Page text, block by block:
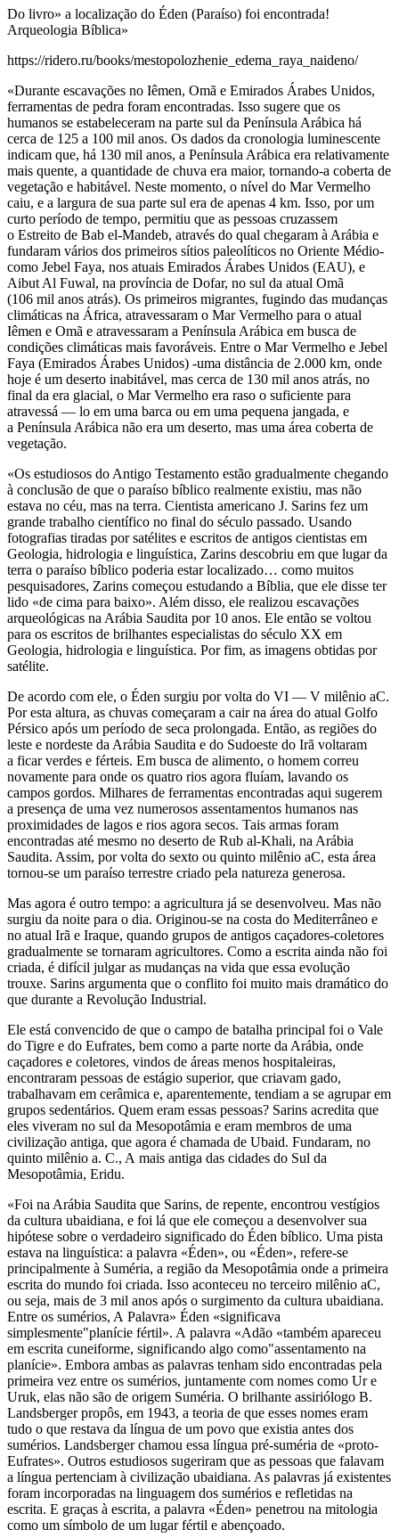
Do livro» a localização do Éden (Paraíso) foi encontrada!
Arqueologia Bíblica»
https://ridero.ru/books/mestopolozhenie_edema_raya_naideno/
«Durante escavações no Iêmen, Omã e Emirados Árabes Unidos,
ferramentas de pedra foram encontradas. Isso sugere que os
humanos se estabeleceram na parte sul da Península Arábica há
cerca de 125 a 100 mil anos. Os dados da cronologia luminescente
indicam que, há 130 mil anos, a Península Arábica era relativamente
mais quente, a quantidade de chuva era maior, tornando-a coberta de
vegetação e habitável. Neste momento, o nível do Mar Vermelho
caiu, e a largura de sua parte sul era de apenas 4 km. Isso, por um
curto período de tempo, permitiu que as pessoas cruzassem
o Estreito de Bab el-Mandeb, através do qual chegaram à Arábia e
fundaram vários dos primeiros sítios paleolíticos no Oriente Médio-
como Jebel Faya, nos atuais Emirados Árabes Unidos (EAU), e
Aibut Al Fuwal, na província de Dofar, no sul da atual Omã
(106 mil anos atrás). Os primeiros migrantes, fugindo das mudanças
climáticas na África, atravessaram o Mar Vermelho para o atual
Iêmen e Omã e atravessaram a Península Arábica em busca de
condições climáticas mais favoráveis. Entre o Mar Vermelho e Jebel
Faya (Emirados Árabes Unidos) -uma distância de 2.000 km, onde
hoje é um deserto inabitável, mas cerca de 130 mil anos atrás, no
final da era glacial, o Mar Vermelho era raso o suficiente para
atravessá — lo em uma barca ou em uma pequena jangada, e
a Península Arábica não era um deserto, mas uma área coberta de
vegetação.
«Os estudiosos do Antigo Testamento estão gradualmente chegando
à conclusão de que o paraíso bíblico realmente existiu, mas não
estava no céu, mas na terra. Cientista americano J. Sarins fez um
grande trabalho científico no final do século passado. Usando
fotografias tiradas por satélites e escritos de antigos cientistas em
Geologia, hidrologia e linguística, Zarins descobriu em que lugar da
terra o paraíso bíblico poderia estar localizado… como muitos
pesquisadores, Zarins começou estudando a Bíblia, que ele disse ter
lido «de cima para baixo». Além disso, ele realizou escavações
arqueológicas na Arábia Saudita por 10 anos. Ele então se voltou
para os escritos de brilhantes especialistas do século XX em
Geologia, hidrologia e linguística. Por fim, as imagens obtidas por
satélite.
De acordo com ele, o Éden surgiu por volta do VI — V milênio aC.
Por esta altura, as chuvas começaram a cair na área do atual Golfo
Pérsico após um período de seca prolongada. Então, as regiões do
leste e nordeste da Arábia Saudita e do Sudoeste do Irã voltaram
a ficar verdes e férteis. Em busca de alimento, o homem correu
novamente para onde os quatro rios agora fluíam, lavando os
campos gordos. Milhares de ferramentas encontradas aqui sugerem
a presença de uma vez numerosos assentamentos humanos nas
proximidades de lagos e rios agora secos. Tais armas foram
encontradas até mesmo no deserto de Rub al-Khali, na Arábia
Saudita. Assim, por volta do sexto ou quinto milênio aC, esta área
tornou-se um paraíso terrestre criado pela natureza generosa.
Mas agora é outro tempo: a agricultura já se desenvolveu. Mas não
surgiu da noite para o dia. Originou-se na costa do Mediterrâneo e
no atual Irã e Iraque, quando grupos de antigos caçadores-coletores
gradualmente se tornaram agricultores. Como a escrita ainda não foi
criada, é difícil julgar as mudanças na vida que essa evolução
trouxe. Sarins argumenta que o conflito foi muito mais dramático do
que durante a Revolução Industrial.
Ele está convencido de que o campo de batalha principal foi o Vale
do Tigre e do Eufrates, bem como a parte norte da Arábia, onde
caçadores e coletores, vindos de áreas menos hospitaleiras,
encontraram pessoas de estágio superior, que criavam gado,
trabalhavam em cerâmica e, aparentemente, tendiam a se agrupar em
grupos sedentários. Quem eram essas pessoas? Sarins acredita que
eles viveram no sul da Mesopotâmia e eram membros de uma
civilização antiga, que agora é chamada de Ubaid. Fundaram, no
quinto milênio a. C., A mais antiga das cidades do Sul da
Mesopotâmia, Eridu.
«Foi na Arábia Saudita que Sarins, de repente, encontrou vestígios
da cultura ubaidiana, e foi lá que ele começou a desenvolver sua
hipótese sobre o verdadeiro significado do Éden bíblico. Uma pista
estava na linguística: a palavra «Éden», ou «Éden», refere-se
principalmente à Suméria, a região da Mesopotâmia onde a primeira
escrita do mundo foi criada. Isso aconteceu no terceiro milênio aC,
ou seja, mais de 3 mil anos após o surgimento da cultura ubaidiana.
Entre os sumérios, A Palavra» Éden «significava
simplesmente"planície fértil». A palavra «Adão «também apareceu
em escrita cuneiforme, significando algo como"assentamento na
planície». Embora ambas as palavras tenham sido encontradas pela
primeira vez entre os sumérios, juntamente com nomes como Ur e
Uruk, elas não são de origem Suméria. O brilhante assiriólogo B.
Landsberger propôs, em 1943, a teoria de que esses nomes eram
tudo o que restava da língua de um povo que existia antes dos
sumérios. Landsberger chamou essa língua pré-suméria de «proto-
Eufrates». Outros estudiosos sugeriram que as pessoas que falavam
a língua pertenciam à civilização ubaidiana. As palavras já existentes
foram incorporadas na linguagem dos sumérios e refletidas na
escrita. E graças à escrita, a palavra «Éden» penetrou na mitologia
como um símbolo de um lugar fértil e abençoado.